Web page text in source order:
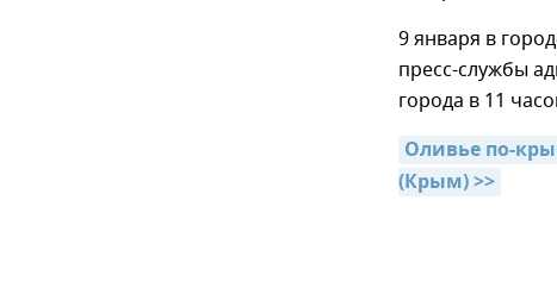
9 января в
пресс-службы
города в 11
Оливье по-
(Крым) >>